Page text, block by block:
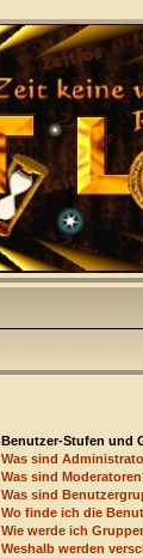
Benutzer-Stufen und
Was sind
Was sind
Was sind
Wo finde ich die
Wie werde ich
Weshalb werden